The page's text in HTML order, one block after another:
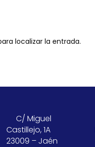
localizar la entrada.
C/ Miguel
Castillejo, 1A
23009 – Jaén